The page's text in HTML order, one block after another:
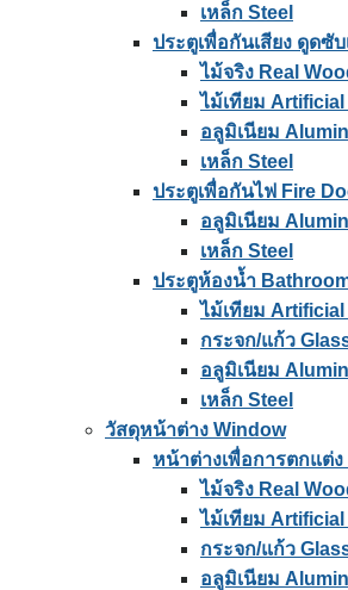
เหล็ก Steel
ประตูเพื่อกันเสียง ดูดซั
ไม้จริง Real
ไม้เทียม Artificial
อลูมิเนียม
เหล็ก Steel
ประตูเพื่อกันไฟ Fire
อลูมิเนียม
เหล็ก Steel
ประตูห้องน้ำ
ไม้เทียม Artificial
กระจก/แก้ว
อลูมิเนียม
เหล็ก Steel
วัสดุหน้าต่าง Window
หน้าต่างเพื่อการตกแต่
ไม้จริง Real
ไม้เทียม Artificial
กระจก/แก้ว
อลูมิเนียม